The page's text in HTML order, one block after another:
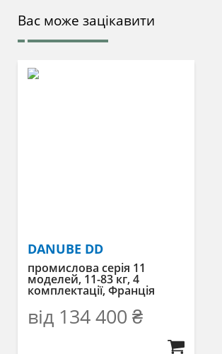
Вас може зацікавити
DANUBE DD
промислова серія 11
моделей, 11-83 кг, 4
комплектації, Франція
від 134 400 ₴